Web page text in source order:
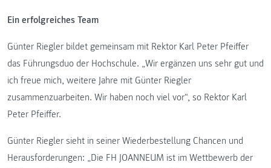
Ein erfolgreiches Team
Günter Riegler bildet gemeinsam mit Rektor Karl Peter Pfeiffer
das Führungsduo der Hochschule. „Wir ergänzen uns sehr gut und
ich freue mich, weitere Jahre mit Günter Riegler
zusammenzuarbeiten. Wir haben noch viel vor“, so Rektor Karl
Peter Pfeiffer.
Günter Riegler sieht in seiner Wiederbestellung Chancen und
Herausforderungen: „Die FH JOANNEUM ist im Wettbewerb der